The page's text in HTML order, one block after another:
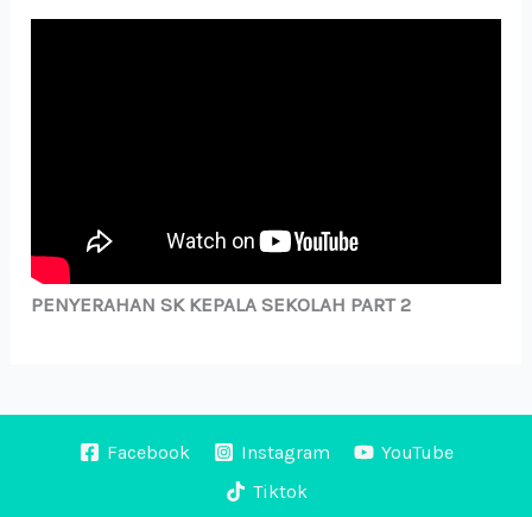
PENYERAHAN SK KEPALA SEKOLAH PART 2
Facebook Instagram
YouTube
Tiktok